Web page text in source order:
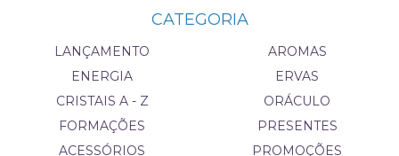
CATEGORIA
LANÇAMENTO
ENERGIA
CRISTAIS A - Z
FORMAÇÕES
ACESSÓRIOS
AROMAS
ERVAS
ORÁCULO
PRESENTES
PROMOÇÕES